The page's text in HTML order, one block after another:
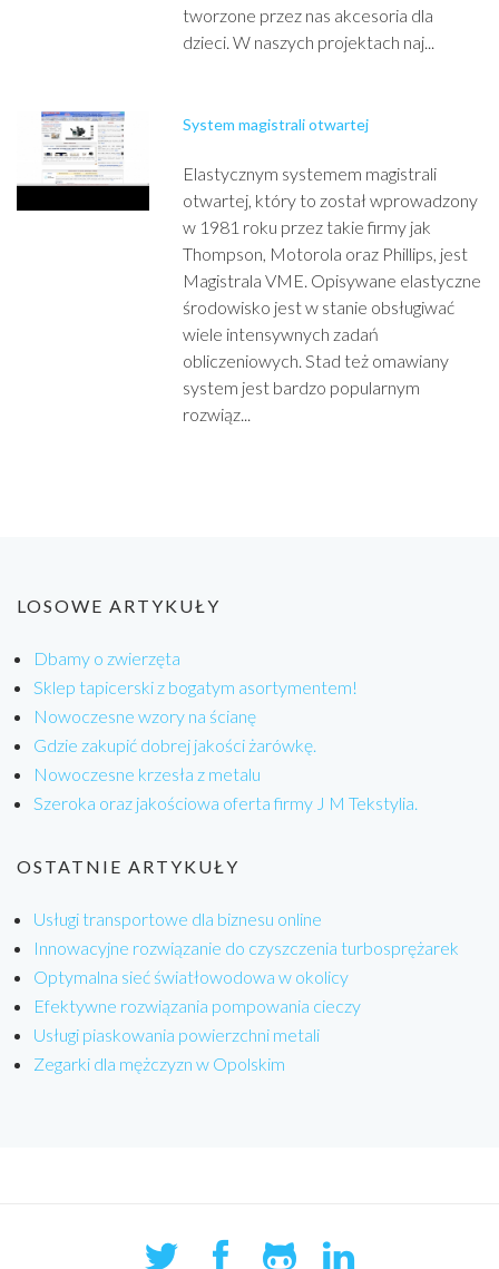
tworzone przez nas akcesoria dla
dzieci. W naszych projektach naj...
System magistrali otwartej
Elastycznym systemem magistrali
otwartej, który to został wprowadzony
w 1981 roku przez takie firmy jak
Thompson, Motorola oraz Phillips, jest
Magistrala VME. Opisywane elastyczne
środowisko jest w stanie obsługiwać
wiele intensywnych zadań
obliczeniowych. Stad też omawiany
system jest bardzo popularnym
rozwiąz...
LOSOWE ARTYKUŁY
Dbamy o zwierzęta
Sklep tapicerski z bogatym asortymentem!
Nowoczesne wzory na ścianę
Gdzie zakupić dobrej jakości żarówkę.
Nowoczesne krzesła z metalu
Szeroka oraz jakościowa oferta firmy J M Tekstylia.
OSTATNIE ARTYKUŁY
Usługi transportowe dla biznesu online
Innowacyjne rozwiązanie do czyszczenia turbosprężarek
Optymalna sieć światłowodowa w okolicy
Efektywne rozwiązania pompowania cieczy
Usługi piaskowania powierzchni metali
Zegarki dla mężczyzn w Opolskim